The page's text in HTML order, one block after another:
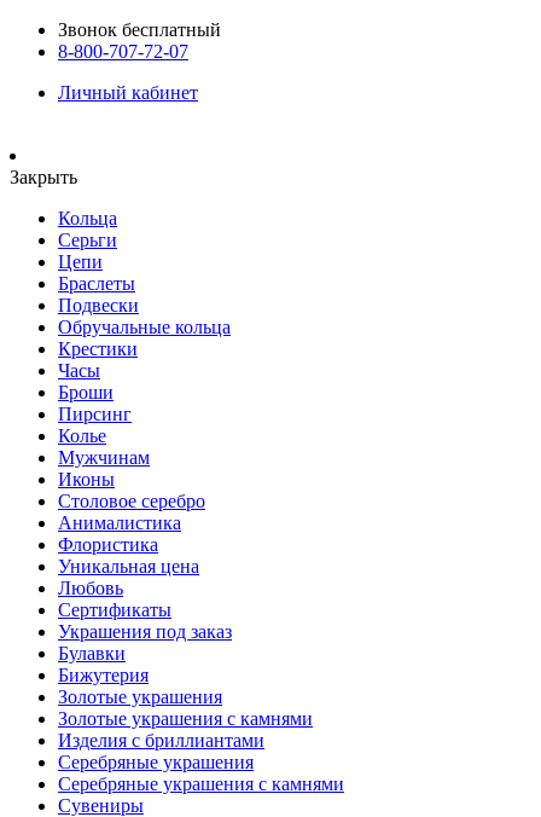
Звонок бесплатный
8-800-707-72-07
Личный кабинет
Закрыть
Кольца
Серьги
Цепи
Браслеты
Подвески
Обручальные кольца
Крестики
Часы
Броши
Пирсинг
Колье
Мужчинам
Иконы
Столовое серебро
Анималистика
Флористика
Уникальная цена
Любовь
Сертификаты
Украшения под заказ
Булавки
Бижутерия
Золотые украшения
Золотые украшения с камнями
Изделия с бриллиантами
Серебряные украшения
Серебряные украшения с камнями
Сувениры